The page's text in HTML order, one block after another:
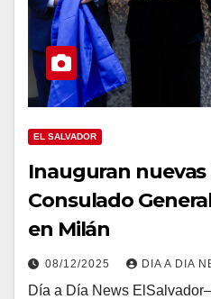
EL SALVADOR
Inauguran
Consulado
en Milán
08/12/2025 DIA A DIA
Día a Día News